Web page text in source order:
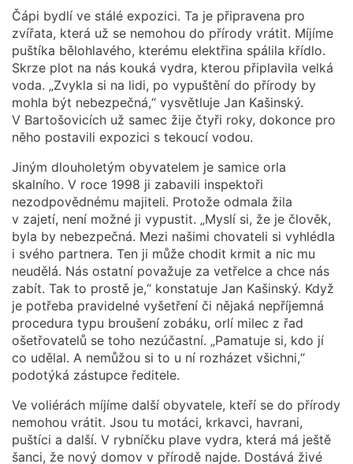
Čápi bydlí ve stálé expozici. Ta je připravena pro
zvířata, která už se nemohou do přírody vrátit. Míjíme
puštíka bělohlavého, kterému elektřina spálila křídlo.
Skrze plot na nás kouká vydra, kterou připlavila velká
voda. „Zvykla si na lidi, po vypuštění do přírody by
mohla být nebezpečná,“ vysvětluje Jan Kašinský.
V Bartošovicích už samec žije čtyři roky, dokonce pro
něho postavili expozici s tekoucí vodou.
Jiným dlouholetým obyvatelem je samice orla
skalního. V roce 1998 ji zabavili inspektoři
nezodpovědnému majiteli. Protože odmala žila
v zajetí, není možné ji vypustit. „Myslí si, že je člověk,
byla by nebezpečná. Mezi našimi chovateli si vyhlédla
i svého partnera. Ten ji může chodit krmit a nic mu
neudělá. Nás ostatní považuje za vetřelce a chce nás
zabít. Tak to prostě je,“ konstatuje Jan Kašinský. Když
je potřeba pravidelné vyšetření či nějaká nepříjemná
procedura typu broušení zobáku, orlí milec z řad
ošetřovatelů se toho nezúčastní. „Pamatuje si, kdo jí
co udělal. A nemůžou si to u ní rozházet všichni,“
podotýká zástupce ředitele.
Ve voliérách míjíme další obyvatele, kteří se do přírody
nemohou vrátit. Jsou tu motáci, krkavci, havrani,
puštíci a další. V rybníčku plave vydra, která má ještě
šanci, že nový domov v přírodě najde. Dostává živé